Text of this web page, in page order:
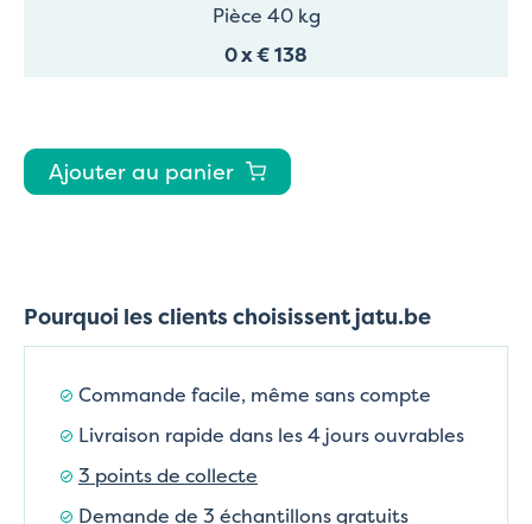
Pièce 40 kg
0x€ 138
Ajouter au panier
Pourquoi les clients choisissent jatu.be
Commande facile, même sans compte
Livraison rapide dans les 4 jours ouvrables
3 points de collecte
Demande de 3 échantillons gratuits